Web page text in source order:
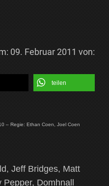
09. Februar 2011 von:
teilen
– Regie: Ethan Coen, Joel Coen
Jeff Bridges, Matt
Pepper, Domhnall